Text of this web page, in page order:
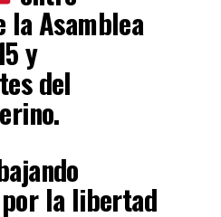
la Asamblea
y
del
la libertad